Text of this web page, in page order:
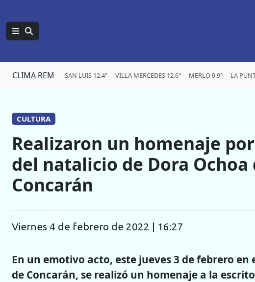
CLIMA REM SAN LUIS 12.4° VILLA MERCEDES 12.6° MERLO 9.9° LA
CULTURA
Realizaron un homenaje
del natalicio de Dora
Concarán
viernes 4 de febrero de 2022 | 16:27
En un emotivo acto, este jueves 3 de febrero
de Concarán, se realizó un homenaje a la